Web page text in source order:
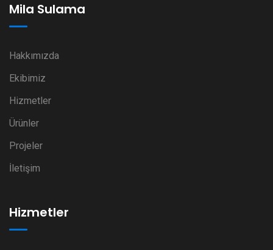
Mila Sulama
Hakkımızda
Ekibimiz
Hizmetler
Ürünler
Projeler
İletişim
Hizmetler